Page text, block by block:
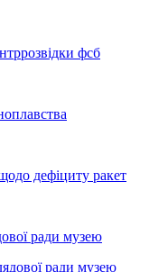
фсб
дефіциту ракет
ради музею